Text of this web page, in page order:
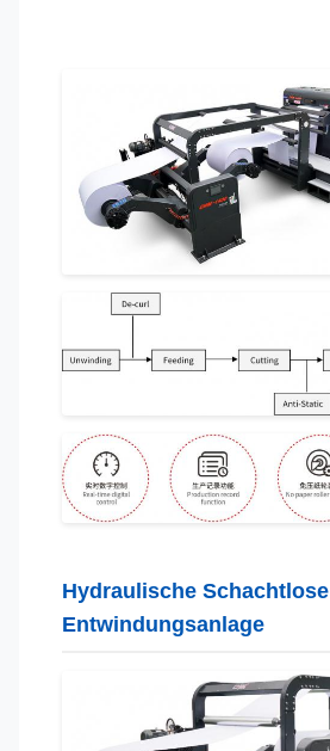
Hydraulische Schachtlose
Entwindungsanlage